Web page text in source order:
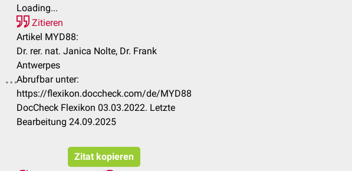
Loading...
Zitieren
Artikel MYD88:
Dr. rer. nat. Janica Nolte, Dr. Frank
Antwerpes
Abrufbar unter:
https://flexikon.doccheck.com/de/MYD88
DocCheck Flexikon 03.03.2022. Letzte
Bearbeitung 24.09.2025
Zitat kopieren